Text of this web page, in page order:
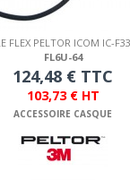
FLEX PELTOR ICOM IC-
FL6U-64
124,48 € TTC
103,73 € HT
ACCESSOIRE CASQUE